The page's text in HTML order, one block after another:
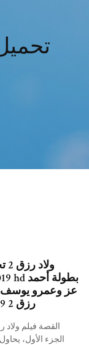
تحميل
عز وعمرو يوسف
رزق 2 2019 : بعد مرور 3 سنوات منذ انتهاء أحداث
الجزء الأول،